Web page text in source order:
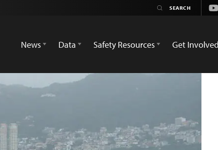
News
Data Safety Resources Get Involved